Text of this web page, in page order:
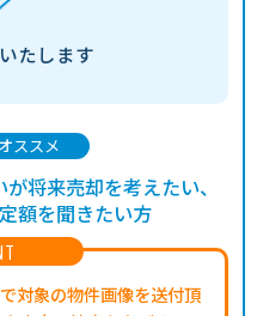
たします
対象の物件画像を送付頂
ススメ
将来売却を考えたい、
額を聞きたい方